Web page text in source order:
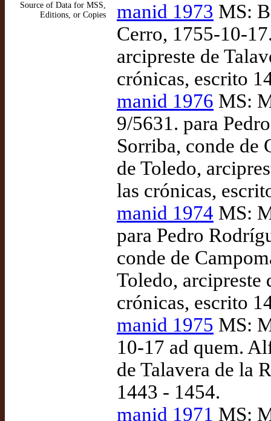
Source of Data for MSS,
Editions, or Copies
manid 1973 MS:
Cerro, 1755-10-
arcipreste de
crónicas, escrito
manid 1976 MS:
9/5631. para
Sorriba, conde de
de Toledo,
las crónicas,
manid 1974 MS:
para Pedro
conde de
Toledo, arcipreste
crónicas, escrito
manid 1975 MS:
10-17 ad quem.
de Talavera de la
1443 - 1454.
manid 1971 MS: